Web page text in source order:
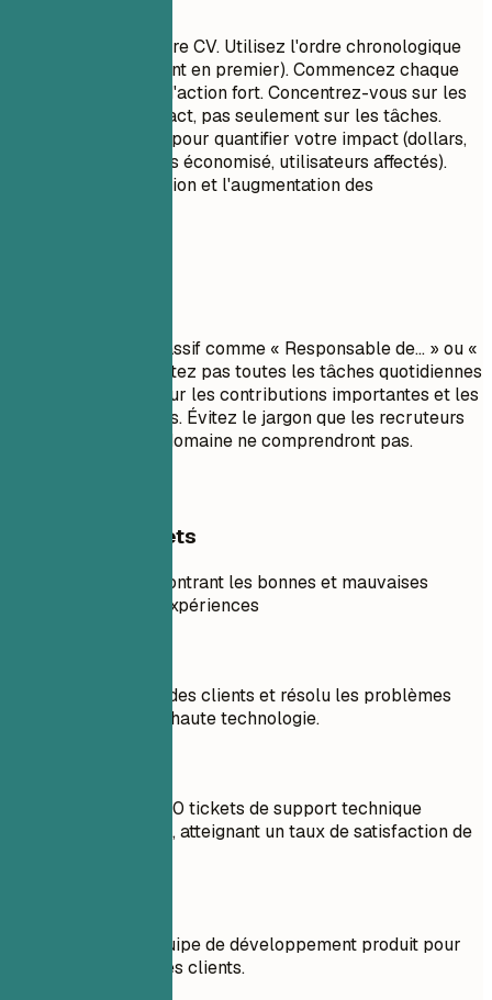
C'est le cœur de votre CV. Utilisez l'ordre chronologique
inverse (le plus récent en premier). Commencez chaque
puce par un verbe d'action fort. Concentrez-vous sur les
réalisations et l'impact, pas seulement sur les tâches.
Utilisez des chiffres pour quantifier votre impact (dollars,
pourcentages, temps économisé, utilisateurs affectés).
Montrez la progression et l'augmentation des
Évitez le langage passif comme « Responsable de... » ou «
Chargé de... ». Ne listez pas toutes les tâches quotidiennes
; concentrez-vous sur les contributions importantes et les
résultats mesurables. Évitez le jargon que les recruteurs
en dehors de votre domaine ne comprendront pas.
Exemples concrets
Exemple concret montrant les bonnes et mauvaises
pratiques pour les expériences
Géré les demandes des clients et résolu les problèmes
liés aux produits de haute technologie.
Résolu plus de 2 000 tickets de support technique
complexes par mois, atteignant un taux de satisfaction de
Collaboré avec l'équipe de développement produit pour
traiter les retours des clients.